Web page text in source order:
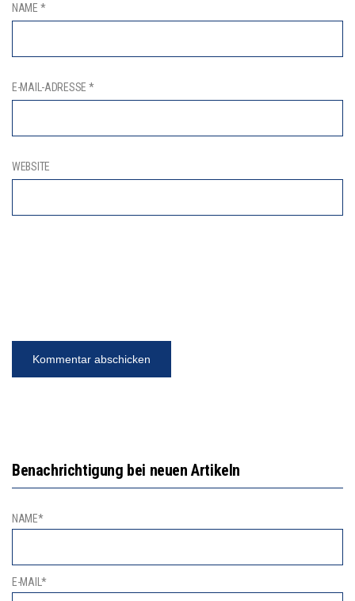
NAME *
E-MAIL-ADRESSE *
WEBSITE
Benachrichtigung bei neuen Artikeln
NAME*
E-MAIL*